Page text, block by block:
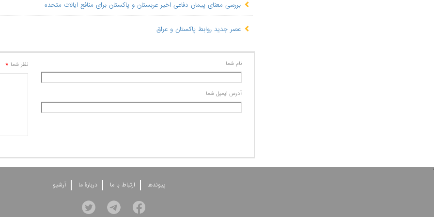
بررسی معنای پیمان دفاعی اخیر عربستان و پاکستان برای منافع ایالات متحده
​عصر جدید روابط پاکستان و عراق
نام شما
آدرس ايميل شما
نظر شما *
'
پيوندها ارتباط با ما دربارۀ ما آرشيو